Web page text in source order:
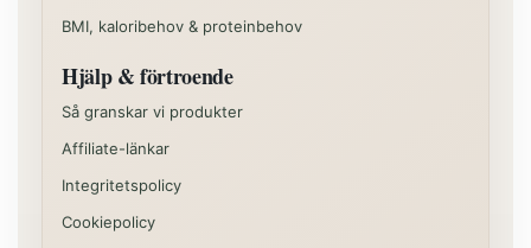
BMI, kaloribehov & proteinbehov
Hjälp & förtroende
Så granskar vi produkter
Affiliate-länkar
Integritetspolicy
Cookiepolicy